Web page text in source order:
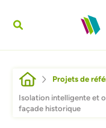
Fil d'Ariane
Projets de
Isolation intelligente et
façade historique